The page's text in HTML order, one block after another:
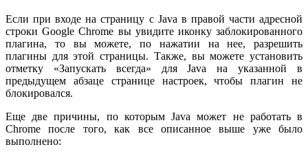
Если при входе на страницу с Java в правой части адресной
строки Google Chrome вы увидите иконку заблокированного
плагина, то вы можете, по нажатии на нее, разрешить
плагины для этой страницы. Также, вы можете установить
отметку «Запускать всегда» для Java на указанной в
предыдущем абзаце странице настроек, чтобы плагин не
блокировался.
Еще две причины, по которым Java может не работать в
Chrome после того, как все описанное выше уже было
выполнено: